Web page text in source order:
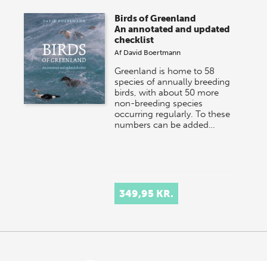
onsdag den 10. j…
Birds of Greenland
An annotated and updated
checklist
Af David Boertmann
Greenland is home to 58
species of annually breeding
birds, with about 50 more
non-breeding species
occurring regularly. To these
numbers can be added…
349,95 KR.